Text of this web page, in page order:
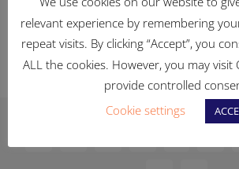
NIŻŻEL IĊ-ĊERTIFIKAT ISO
relevant experience by remembering
repeat visits. By clicking “Accept”, you
ALL the cookies. However, you may visit
provide controlled
Cookie settings